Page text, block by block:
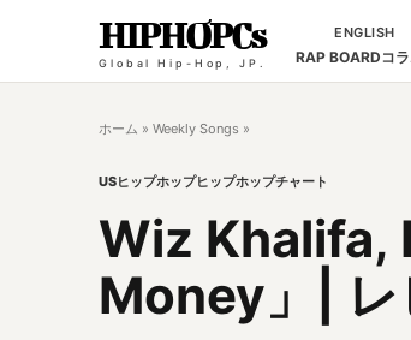
HIPHOPCs
Global Hip-Hop, JP.
ENGLISH
RAP BOARDコ
ホーム » Weekly Songs »
USヒップホップヒップホップチャート
Wiz Khalifa,
Money」| レ